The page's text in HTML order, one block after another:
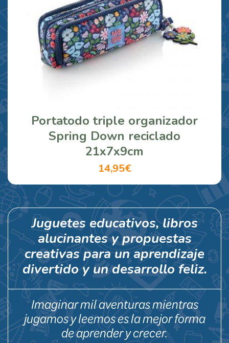
Portatodo triple organizador
Spring Down reciclado
21x7x9cm
14,95€
Juguetes educativos, libros
alucinantes y propuestas
creativas para un aprendizaje
divertido y un desarrollo feliz.
Imaginar mil aventuras mientras
jugamos y leemos es la mejor forma
de aprender y crecer.